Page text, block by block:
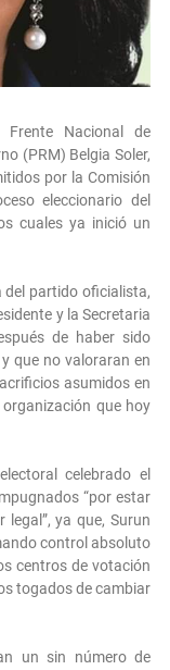
Nacional de
(PRM) Belgia Soler,
por la Comisión
eleccionario del
cuales ya inició un
del partido oficialista,
y la Secretaria
de haber sido
que no valoraran en
asumidos en
que hoy
celebrado el
“por estar
ya que, Surun
control absoluto
centros de votación
togados de cambiar
un sin número de